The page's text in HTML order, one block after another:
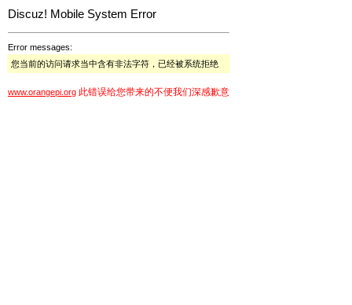
Discuz! Mobile System Error
Error messages:
您当前的访问请求当中含有非法字符，已经被系统拒绝
www.orangepi.org 此错误给您带来的不便我们深感歉意